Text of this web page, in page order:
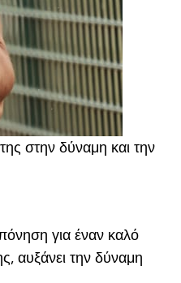
στην δύναμη και την
για έναν καλό
αυξάνει την δύναμη